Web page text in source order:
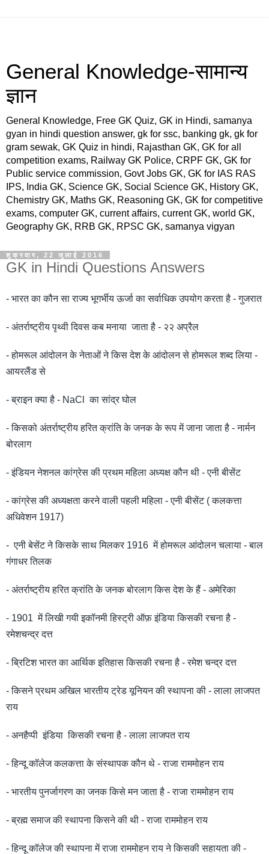
General Knowledge-सामान्य
ज्ञान
General Knowledge, Free GK Quiz, GK in Hindi, samanya
gyan in hindi question answer, gk for ssc, banking gk, gk for
gram sewak, GK Quiz in hindi, Rajasthan GK, GK for all
competition exams, Railway GK Police, CRPF GK, GK for
Public service commission, Govt Jobs GK, GK for IAS RAS
IPS, India GK, Science GK, Social Science GK, History GK,
Chemistry GK, Maths GK, Reasoning GK, GK for competitive
exams, computer GK, current affairs, current GK, world GK,
Geography GK, RRB GK, RPSC GK, samanya vigyan
शुक्रवार, 22 जुलाई 2016
GK in Hindi Questions Answers
- भारत का कौन सा राज्य भूगर्भीय ऊर्जा का सर्वाधिक उपयोग करता है - गुजरात
- अंतर्राष्ट्रीय पृथ्वी दिवस कब मनाया जाता है - २२ अप्रैल
- होमरूल आंदोलन के नेताओं ने किस देश के आंदोलन से होमरूल शब्द लिया -
आयरलैंड से
- ब्राइन क्या है - NaCl का सांद्र घोल
- किसको अंतर्राष्ट्रीय हरित क्रांति के जनक के रूप में जाना जाता है - नार्मन
बोरलाग
- इंडियन नेशनल कांग्रेस की प्रथम महिला अध्यक्ष कौन थी - एनी बीसेंट
- कांग्रेस की अध्यक्षता करने वाली पहली महिला - एनी बीसेंट ( कलकत्ता
अधिवेशन 1917)
- एनी बेसेंट ने किसके साथ मिलकर 1916 में होमरूल आंदोलन चलाया - बाल
गंगाधर तिलक
- अंतर्राष्ट्रीय हरित क्रांति के जनक बोरलाग किस देश के हैं - अमेरिका
- 1901 में लिखी गयी इकॉनमी हिस्ट्री ऑफ़ इंडिया किसकी रचना है -
रमेशचन्द्र दत्त
- ब्रिटिश भारत का आर्थिक इतिहास किसकी रचना है - रमेश चन्द्र दत्त
- किसने प्रथम अखिल भारतीय ट्रेड यूनियन की स्थापना की - लाला लाजपत
राय
- अनहैप्पी इंडिया किसकी रचना है - लाला लाजपत राय
- हिन्दू कॉलेज कलकत्ता के संस्थापक कौन थे - राजा राममोहन राय
- भारतीय पुनर्जागरण का जनक किसे मन जाता है - राजा राममोहन राय
- ब्रह्म समाज की स्थापना किसने की थी - राजा राममोहन राय
- हिन्दू कॉलेज की स्थापना में राजा राममोहन राय ने किसकी सहायता की -